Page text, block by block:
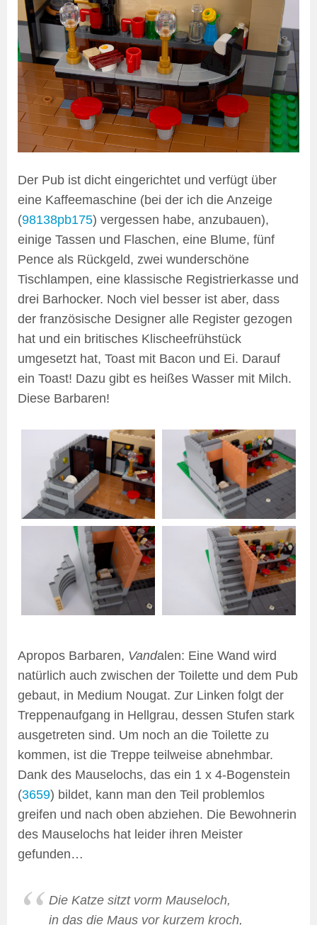
Der Pub ist dicht eingerichtet und verfügt über
eine Kaffeemaschine (bei der ich die Anzeige
(98138pb175) vergessen habe, anzubauen),
einige Tassen und Flaschen, eine Blume, fünf
Pence als Rückgeld, zwei wunderschöne
Tischlampen, eine klassische Registrierkasse und
drei Barhocker. Noch viel besser ist aber, dass
der französische Designer alle Register gezogen
hat und ein britisches Klischeefrühstück
umgesetzt hat, Toast mit Bacon und Ei. Darauf
ein Toast! Dazu gibt es heißes Wasser mit Milch.
Diese Barbaren!
Apropos Barbaren, Vandalen: Eine Wand wird
natürlich auch zwischen der Toilette und dem Pub
gebaut, in Medium Nougat. Zur Linken folgt der
Treppenaufgang in Hellgrau, dessen Stufen stark
ausgetreten sind. Um noch an die Toilette zu
kommen, ist die Treppe teilweise abnehmbar.
Dank des Mauselochs, das ein 1 x 4-Bogenstein
(3659) bildet, kann man den Teil problemlos
greifen und nach oben abziehen. Die Bewohnerin
des Mauselochs hat leider ihren Meister
gefunden…
Die Katze sitzt vorm Mauseloch,
in das die Maus vor kurzem kroch,